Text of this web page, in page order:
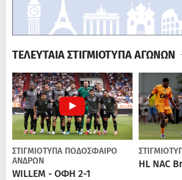
ΤΕΛΕΥΤΑΙΑ ΣΤΙΓΜΙΟΤΥΠΑ ΑΓΩΝΩΝ
ΣΤΙΓΜΙΟΤΥΠΑ ΠΟΔΌΣΦΑΙΡΟ
ΑΝΔΡΏΝ
WILLEM - ΟΦΗ 2-1
HL NAC